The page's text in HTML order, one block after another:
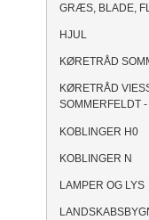
GRÆS, BLADE,
HJUL
KØRETRÅD
KØRETRÅD
SOMMERFELDT
KOBLINGER H0
KOBLINGER N
LAMPER OG LYS